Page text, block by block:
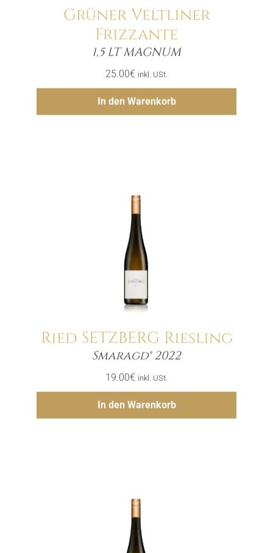
Grüner Veltliner
Frizzante
1,5 LT MAGNUM
25.00€ inkl. USt.
In den Warenkorb
Menge
Hinzufügen
Ried SETZBERG Riesling
Smaragd® 2022
19.00€ inkl. USt.
In den Warenkorb
Menge
Hinzufügen